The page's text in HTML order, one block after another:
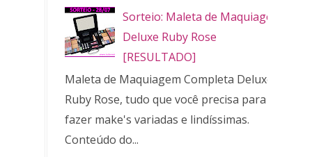
Sorteio: Maleta de Maquiagem
Deluxe Ruby Rose
[RESULTADO]
Maleta de Maquiagem Completa Deluxe
Ruby Rose, tudo que você precisa para
fazer make's variadas e lindíssimas.
Conteúdo do...